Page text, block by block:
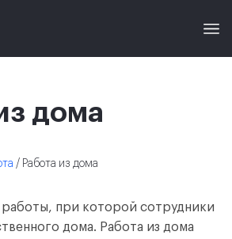
дома
/ Работа из дома
при которой сотрудники
дома. Работа из дома